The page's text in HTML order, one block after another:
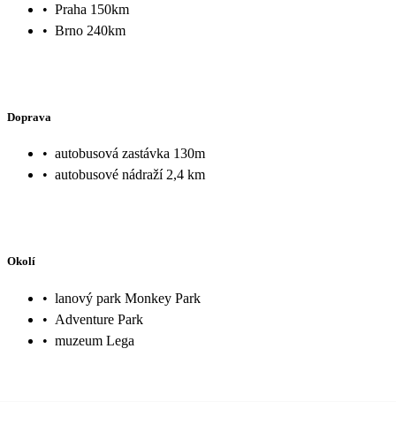
• Praha 150km
• Brno 240km
Doprava
• autobusová zastávka 130m
• autobusové nádraží 2,4 km
Okolí
• lanový park Monkey Park
• Adventure Park
• muzeum Lega